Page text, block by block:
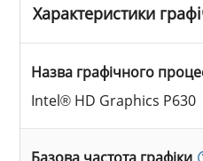
Характеристики
Назва графічного
Intel® HD Graphics P630